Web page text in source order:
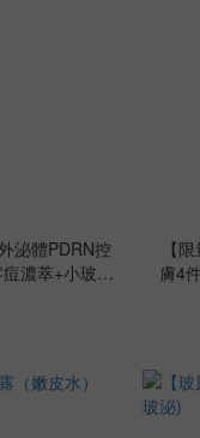
泌體PDRN控
濃萃+小玻泌
【
膚4